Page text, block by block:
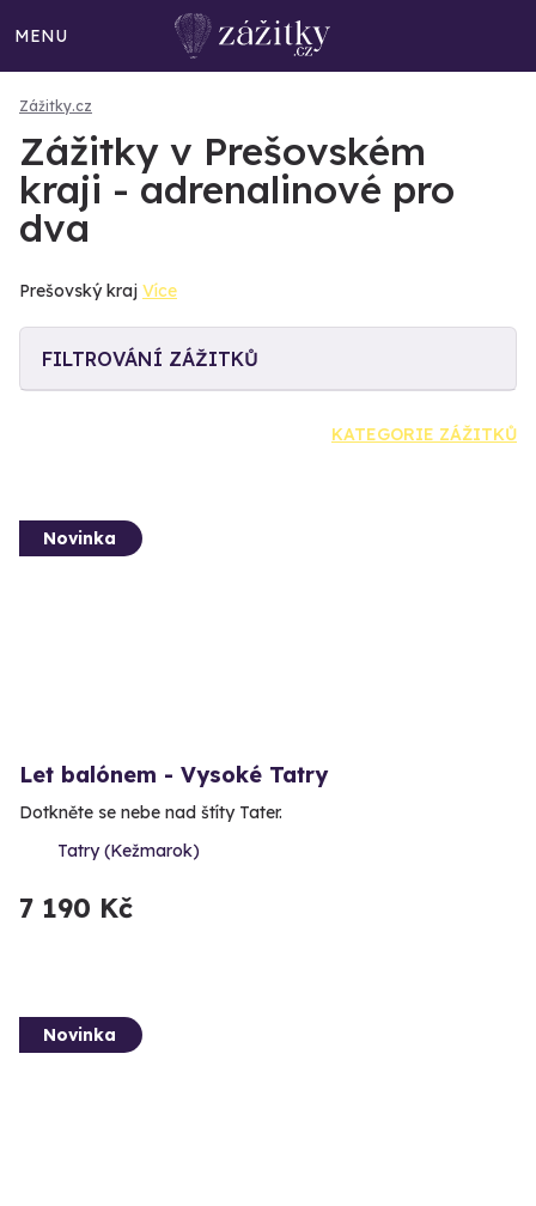
MENU
Zážitky.cz
Zážitky v Prešovském
kraji - adrenalinové pro
dva
Prešovský kraj Více
FILTROVÁNÍ ZÁŽITKŮ
KATEGORIE ZÁŽITKŮ
Novinka
Let balónem - Vysoké Tatry
Dotkněte se nebe nad štíty Tater.
Tatry (Kežmarok)
7 190 Kč
Novinka